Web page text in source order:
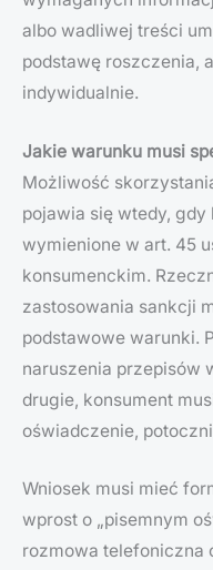
albo wadliwej treści
podstawę roszczenia,
indywidualnie.
Jakie warunku musi
Możliwość
pojawia się wtedy,
wymienione w art. 45
konsumenckim.
zastosowania sankcji
podstawowe warunki.
naruszenia przepisów
drugie, konsument
oświadczenie,
Wniosek musi mieć
wprost o „pisemnym
rozmowa telefoniczna